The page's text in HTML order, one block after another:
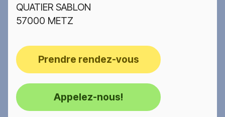
QUATIER SABLON
57000 METZ
Prendre rendez-vous
Appelez-nous!